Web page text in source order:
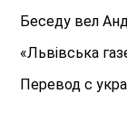
Беседу вел
«Львiвська
Перевод с